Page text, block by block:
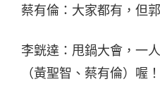
蔡有倫：大家都有，但
李皝達：甩鍋大會，一
（黃聖智、蔡有倫）喔！